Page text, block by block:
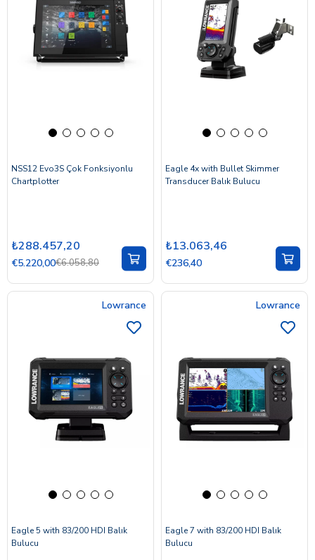
NSS12 Evo3S Çok Fonksiyonlu
Chartplotter
₺288.457,20
€5.220,00€6.058,80
Eagle 4x with Bullet Skimmer
Transducer Balık Bulucu
₺13.063,46
€236,40
Lowrance
Eagle 5 with 83/200 HDI Balık
Bulucu
Lowrance
Eagle 7 with 83/200 HDI Balık
Bulucu